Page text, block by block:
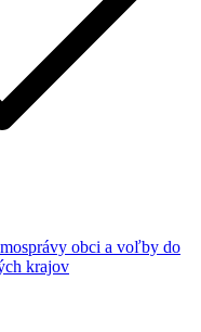
obci a voľby do
krajov